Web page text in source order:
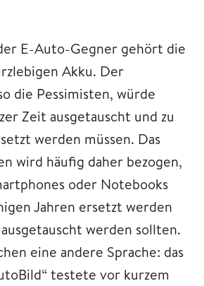
E-Auto-Gegner gehört die
Akku. Der
die Pessimisten, würde
Zeit ausgetauscht und zu
werden müssen. Das
wird häufig daher bezogen,
oder Notebooks
Jahren ersetzt werden
werden sollten.
eine andere Sprache: das
testete vor kurzem